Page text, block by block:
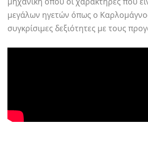
μεγάλων ηγετών όπως ο
συγκρίσιμες δεξιότητες με τους